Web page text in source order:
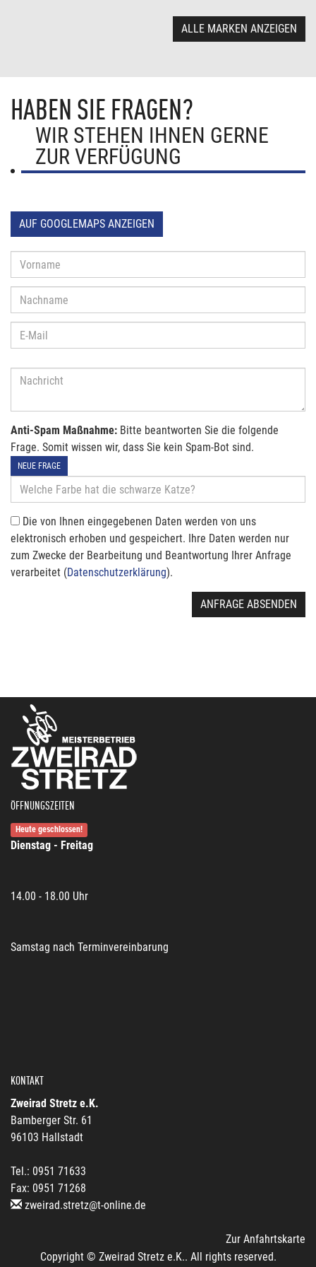
ALLE MARKEN ANZEIGEN
HABEN SIE FRAGEN?
WIR STEHEN IHNEN GERNE
ZUR VERFÜGUNG
AUF GOOGLEMAPS ANZEIGEN
Anti-Spam Maßnahme: Bitte beantworten Sie die folgende
Frage. Somit wissen wir, dass Sie kein Spam-Bot sind.
NEUE FRAGE
Die von Ihnen eingegebenen Daten werden von uns
elektronisch erhoben und gespeichert. Ihre Daten werden nur
zum Zwecke der Bearbeitung und Beantwortung Ihrer Anfrage
verarbeitet (Datenschutzerklärung).
ANFRAGE ABSENDEN
ÖFFNUNGSZEITEN
Heute geschlossen!
Dienstag - Freitag
14.00 - 18.00 Uhr
Samstag nach Terminvereinbarung
KONTAKT
Zweirad Stretz e.K.
Bamberger Str. 61
96103 Hallstadt
Tel.: 0951 71633
Fax: 0951 71268
zweirad.stretz@t-online.de
Zur Anfahrtskarte
Copyright © Zweirad Stretz e.K.. All rights reserved.